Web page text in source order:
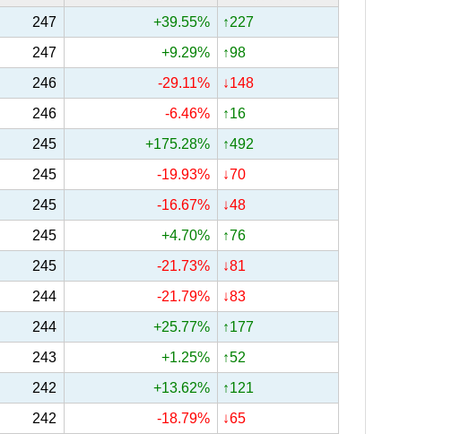
247 +39.55%
↑227
247 +9.29%
↑98
246 -29.11%
↓148
246 -6.46%
↑16
245 +175.28%
↑492
245 -19.93%
↓70
245 -16.67%
↓48
245 +4.70%
↑76
245 -21.73%
↓81
244 -21.79%
↓83
244 +25.77%
↑177
243 +1.25%
↑52
242 +13.62%
↑121
242 -18.79%
↓65